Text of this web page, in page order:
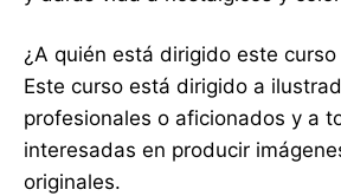
¿A quién está dirigido este curso
Este curso está dirigido a
profesionales o aficionados y a
interesadas en producir
originales.